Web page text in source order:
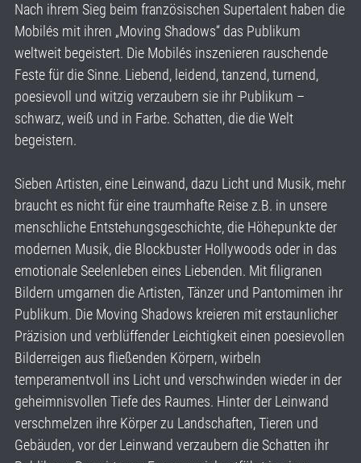
Nach ihrem Sieg beim französischen Supertalent haben die
Mobilés mit ihren „Moving Shadows“ das Publikum
weltweit begeistert. Die Mobilés inszenieren rauschende
Feste für die Sinne. Liebend, leidend, tanzend, turnend,
poesievoll und witzig verzaubern sie ihr Publikum –
schwarz, weiß und in Farbe. Schatten, die die Welt
begeistern.
Sieben Artisten, eine Leinwand, dazu Licht und Musik, mehr
braucht es nicht für eine traumhafte Reise z.B. in unsere
menschliche Entstehungsgeschichte, die Höhepunkte der
modernen Musik, die Blockbuster Hollywoods oder in das
emotionale Seelenleben eines Liebenden. Mit filigranen
Bildern umgarnen die Artisten, Tänzer und Pantomimen ihr
Publikum. Die Moving Shadows kreieren mit erstaunlicher
Präzision und verblüffender Leichtigkeit einen poesievollen
Bilderreigen aus fließenden Körpern, wirbeln
temperamentvoll ins Licht und verschwinden wieder in der
geheimnisvollen Tiefe des Raumes. Hinter der Leinwand
verschmelzen ihre Körper zu Landschaften, Tieren und
Gebäuden, vor der Leinwand verzaubern die Schatten ihr